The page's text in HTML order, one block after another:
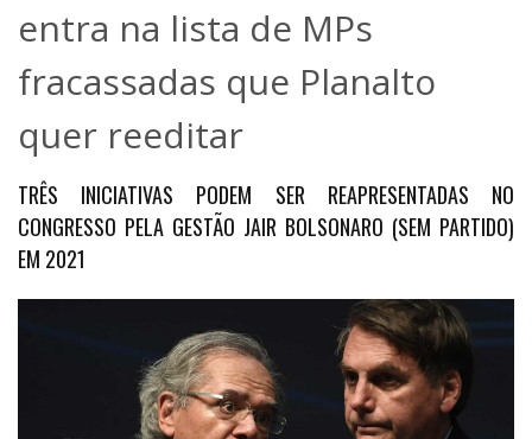
entra na lista de MPs
fracassadas que Planalto
quer reeditar
TRÊS INICIATIVAS PODEM SER REAPRESENTADAS NO
CONGRESSO PELA GESTÃO JAIR BOLSONARO (SEM PARTIDO)
EM 2021